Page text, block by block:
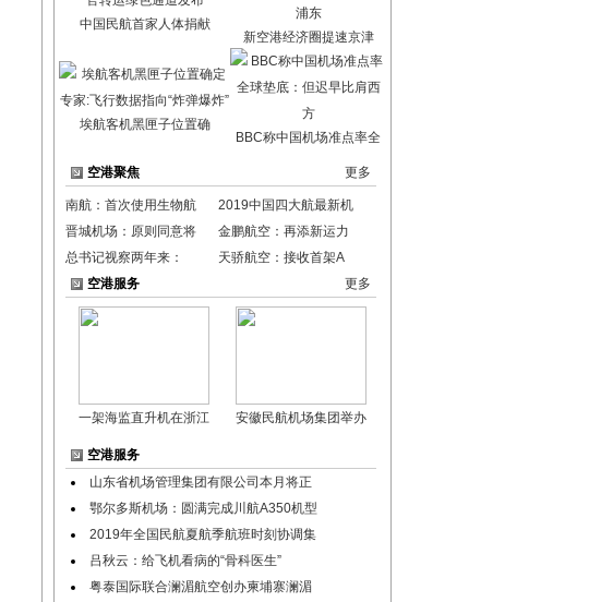
中国民航首家人体捐献
新空港经济圈提速京津
埃航客机黑匣子位置确
BBC称中国机场准点率全
空港聚焦 更多
南航：首次使用生物航
2019中国四大航最新机
晋城机场：原则同意将
金鹏航空：再添新运力
总书记视察两年来：
天骄航空：接收首架A
空港服务
更多
一架海监直升机在浙江 安徽民航机场集团举办
空港服务
山东省机场管理集团有限公司本月将正
鄂尔多斯机场：圆满完成川航A350机型
2019年全国民航夏航季航班时刻协调集
吕秋云：给飞机看病的“骨科医生”
粤泰国际联合澜湄航空创办柬埔寨澜湄